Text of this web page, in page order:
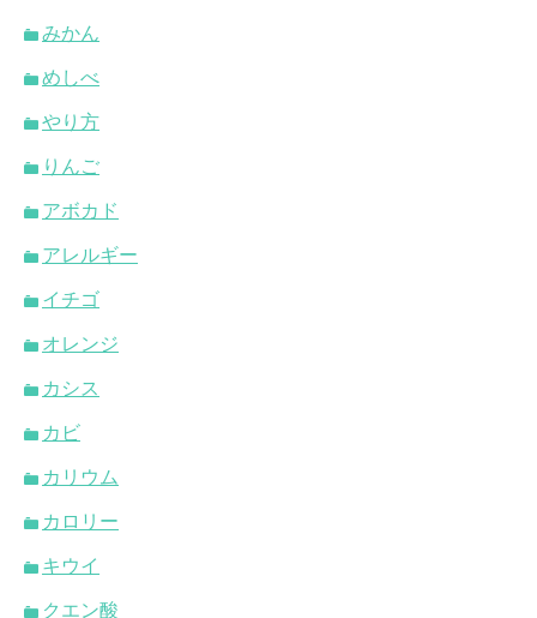
みかん
めしべ
やり方
りんご
アボカド
アレルギー
イチゴ
オレンジ
カシス
カビ
カリウム
カロリー
キウイ
クエン酸